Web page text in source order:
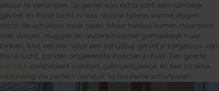
elkaar te verbinden. Je geniet van extra licht, een ruimtelijk
gevoel en frisse lucht in huis. Vooral tijdens warme dagen
staat de schuifpui vaak open. Maar helaas komen daardoor
ook vliegen, muggen en andere insecten gemakkelijk naar
binnen. Met een hor voor een schuifpui geniet je zorgeloos van
frisse lucht, zonder ongewenste insecten in huis. Een goede
hordeur combineert comfort, gebruiksgemak en een strakke
uitstraling die perfect aansluit bij moderne schuifpuien.